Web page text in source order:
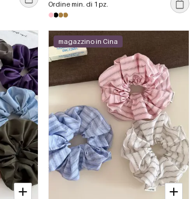
Ordine min. di 1 pz.
magazzino in Cina